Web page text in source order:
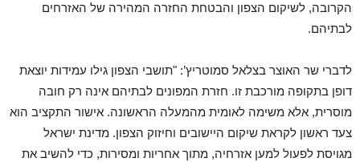
הקרובה, לשיקום הצפון והבטחת החזרה המהירה של האזרחים
לבתיהם.
לדברי שר האוצר בצלאל סמוטריץ’: "תושבי הצפון גילו עמידות יוצאת
דופן בתקופה מורכבת זו. חזרת המפונים לבתיהם אינה רק חובה
מוסרית, אלא משימה לאומית מהמעלה הראשונה. אישור התקציב הוא
צעד ראשון לקראת שיקום היישובים וחיזוק הצפון. מדינת ישראל
מגויסת לפעול למען אזרחיה, מתוך אחריות ומסירות, כדי להשיב את